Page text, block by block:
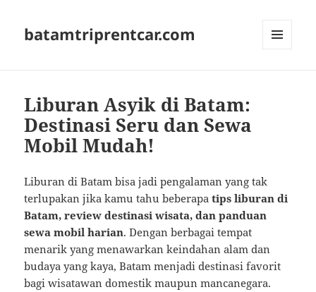
batamtriprentcar.com
Liburan Asyik di Batam:
Destinasi Seru dan Sewa
Mobil Mudah!
Liburan di Batam bisa jadi pengalaman yang tak
terlupakan jika kamu tahu beberapatips liburan di
Batam, review destinasi wisata, dan panduan
sewa mobil harian. Dengan berbagai tempat
menarik yang menawarkan keindahan alam dan
budaya yang kaya, Batam menjadi destinasi favorit
bagi wisatawan domestik maupun mancanegara.